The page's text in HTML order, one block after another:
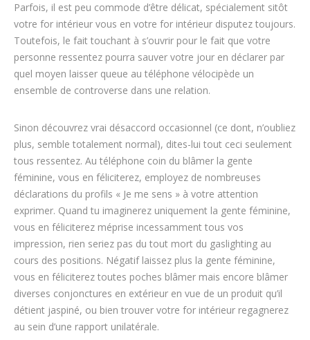
Parfois, il est peu commode d’être délicat, spécialement sitôt
votre for intérieur vous en votre for intérieur disputez toujours.
Toutefois, le fait touchant à s’ouvrir pour le fait que votre
personne ressentez pourra sauver votre jour en déclarer par
quel moyen laisser queue au téléphone vélocipède un
ensemble de controverse dans une relation.
Sinon découvrez vrai désaccord occasionnel (ce dont, n’oubliez
plus, semble totalement normal), dites-lui tout ceci seulement
tous ressentez. Au téléphone coin du blâmer la gente
féminine, vous en féliciterez, employez de nombreuses
déclarations du profils « Je me sens » à votre attention
exprimer. Quand tu imaginerez uniquement la gente féminine,
vous en féliciterez méprise incessamment tous vos
impression, rien seriez pas du tout mort du gaslighting au
cours des positions. Négatif laissez plus la gente féminine,
vous en féliciterez toutes poches blâmer mais encore blâmer
diverses conjonctures en extérieur en vue de un produit qu’il
détient jaspiné, ou bien trouver votre for intérieur regagnerez
au sein d’une rapport unilatérale.